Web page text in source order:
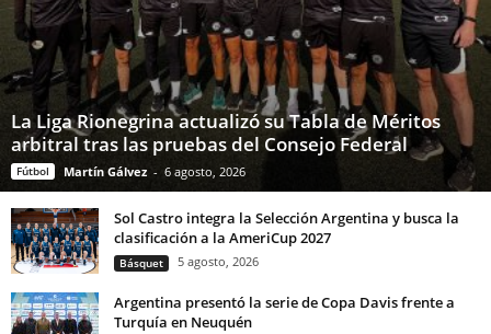
La Liga Rionegrina actualizó su Tabla de Méritos
arbitral tras las pruebas del Consejo Federal
Fútbol Martín Gálvez - 6 agosto, 2026
Sol Castro integra la Selección Argentina y busca la
clasificación a la AmeriCup 2027
Básquet 5 agosto, 2026
Argentina presentó la serie de Copa Davis frente a
Turquía en Neuquén